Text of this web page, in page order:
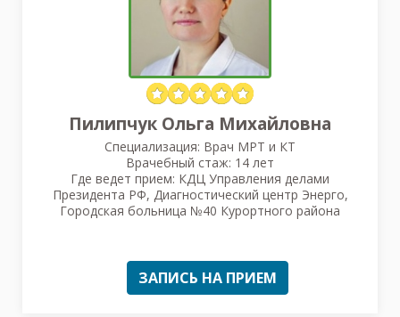
Пилипчук Ольга Михайловна
Специализация: Врач МРТ и КТ
Врачебный стаж: 14 лет
Где ведет прием: КДЦ Управления делами
Президента РФ, Диагностический центр Энерго,
Городская больница №40 Курортного района
ЗАПИСЬ НА ПРИЕМ